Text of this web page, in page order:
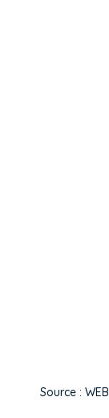
Source : WEB